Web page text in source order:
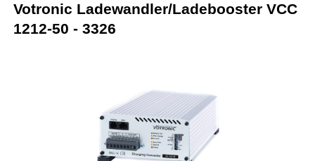
Votronic Ladewandler/Ladebooster VCC
1212-50 - 3326